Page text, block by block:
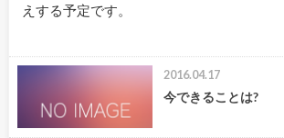
えする予定です。
2016.04.17
今できることは?